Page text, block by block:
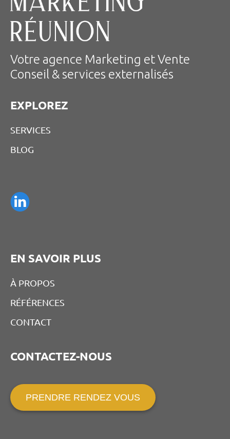
Votre agence Marketing et Vente
Conseil & services externalisés
EXPLOREZ
SERVICES
BLOG
EN SAVOIR PLUS
À PROPOS
RÉFÉRENCES
CONTACT
CONTACTEZ-NOUS
PRENDRE RENDEZ VOUS